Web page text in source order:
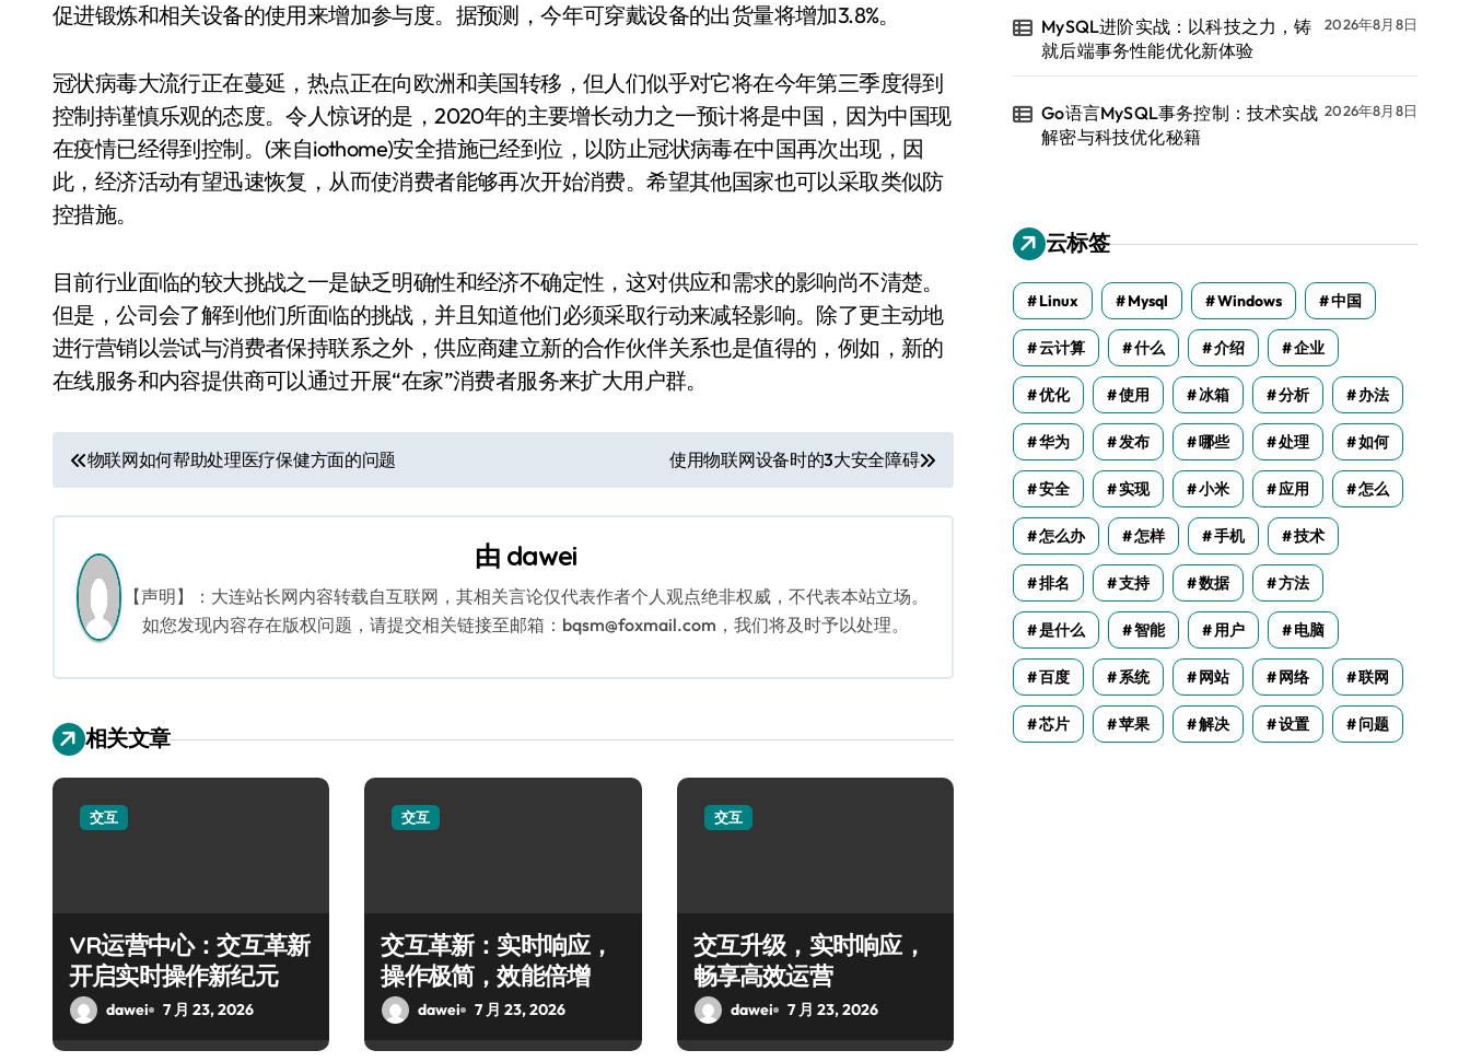
促进锻炼和相关设备的使用来增加参与度。据预测，今年可穿戴设备的出货量将增加3.8%。
冠状病毒大流行正在蔓延，热点正在向欧洲和美国转移，但人们似乎对它将在今年第三季度得到
控制持谨慎乐观的态度。令人惊讶的是，2020年的主要增长动力之一预计将是中国，因为中国现
在疫情已经得到控制。(来自iothome)安全措施已经到位，以防止冠状病毒在中国再次出现，因
此，经济活动有望迅速恢复，从而使消费者能够再次开始消费。希望其他国家也可以采取类似防
控措施。
目前行业面临的较大挑战之一是缺乏明确性和经济不确定性，这对供应和需求的影响尚不清楚。
但是，公司会了解到他们所面临的挑战，并且知道他们必须采取行动来减轻影响。除了更主动地
进行营销以尝试与消费者保持联系之外，供应商建立新的合作伙伴关系也是值得的，例如，新的
在线服务和内容提供商可以通过开展“在家”消费者服务来扩大用户群。
文
章
航
物联网如何帮助处理医疗保健方面的问题 使用物联网设备时的3大安全障碍
由 dawei
【声明】：大连站长网内容转载自互联网，其相关言论仅代表作者个人观点绝非权威，不代表本站立场。
如您发现内容存在版权问题，请提交相关链接至邮箱：bqsm@foxmail.com，我们将及时予以处理。
相关文章
交互
VR运营中心：交互革新
开启实时操作新纪元
dawei 7 月 23, 2026
交互
交互革新：实时响应，
操作极简，效能倍增
dawei 7 月 23, 2026
交互
交互升级，实时响应，
畅享高效运营
dawei 7 月 23, 2026
MySQL进阶实战：以科技之力，铸
就后端事务性能优化新体验
2026年8月8日
Go语言MySQL事务控制：技术实战
解密与科技优化秘籍
2026年8月8日
云标签
Linux Mysql Windows 中国
云计算 什么 介绍 企业
优化 使用 冰箱 分析 办法
华为 发布 哪些 处理 如何
安全 实现 小米 应用 怎么
怎么办 怎样 手机 技术
排名 支持 数据 方法
是什么 智能 用户 电脑
百度 系统 网站 网络 联网
芯片 苹果 解决 设置 问题